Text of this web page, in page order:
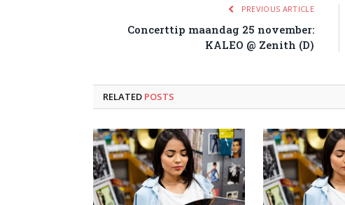
PREVIOUS ARTICLE
Concerttip maandag 25 november:
KALEO @ Zenith (D)
RELATED POSTS